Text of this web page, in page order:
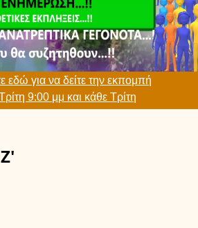
εδώ για να δείτε την εκπομπή
9:00 μμ και κάθε Τρίτη
Ζ'